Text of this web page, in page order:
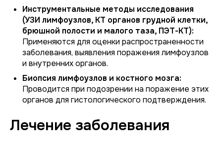
Инструментальные методы исследования
(УЗИ лимфоузлов, КТ органов грудной клетки,
брюшной полости и малого таза, ПЭТ-КТ):
Применяются для оценки распространенности
заболевания, выявления поражения лимфоузлов
и внутренних органов.
Биопсия лимфоузлов и костного мозга:
Проводится при подозрении на поражение этих
органов для гистологического подтверждения.
Лечение заболевания